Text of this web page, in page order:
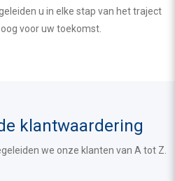
u in elke stap van het traject
voor uw toekomst.
klantwaardering
we onze klanten van A tot Z.